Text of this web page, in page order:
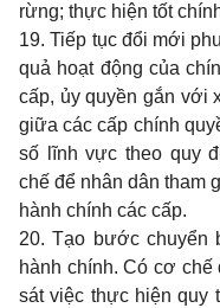
rừng; thực hiện tốt
19. Tiếp tục đổi mới
quả hoạt động của
cấp, ủy quyền gắn với
giữa các cấp chính
số lĩnh vực theo quy
chế để nhân dân tham
hành chính các cấp.
20. Tạo bước chuyển
hành chính. Có cơ
sát việc thực hiện quy